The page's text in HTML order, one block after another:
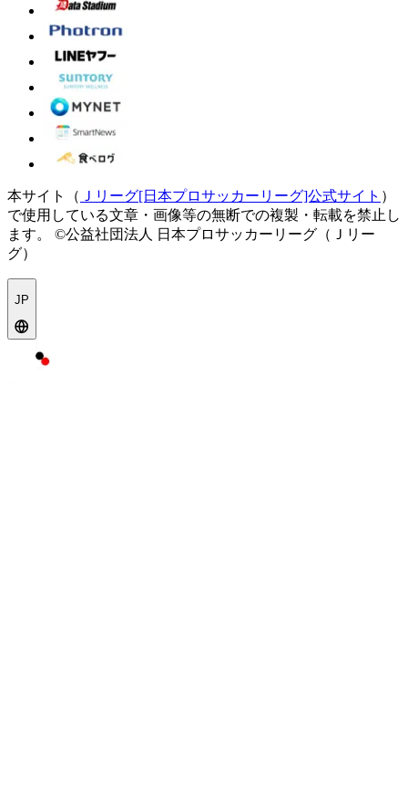
本サイト（ Ｊリーグ[日本プロサッカーリーグ]公式サイト ）
で使用している文章・画像等の無断での複製・転載を禁止し
ます。
©公益社団法人 日本プロサッカーリーグ（Ｊリー
グ）
JP